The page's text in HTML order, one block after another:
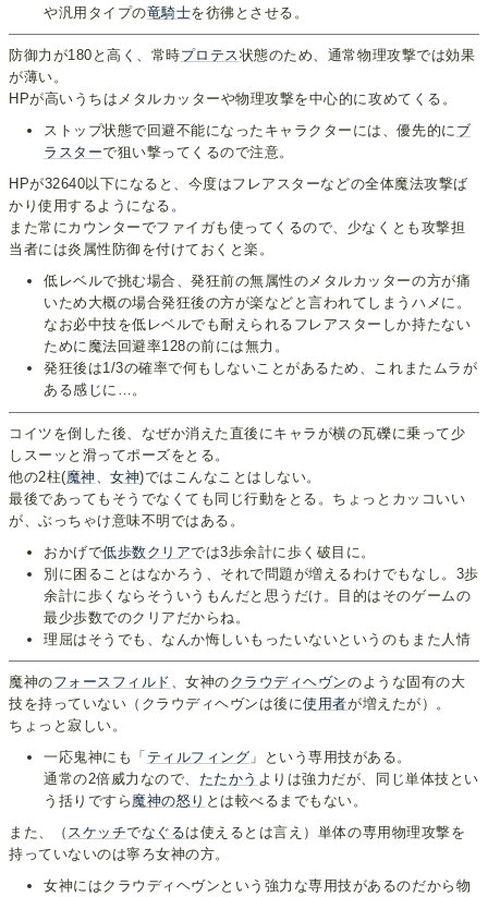
や汎用タイプの竜騎士を彷彿とさせる。
防御力が180と高く、常時プロテス状態のため、通常物理攻撃では効果
が薄い。
HPが高いうちはメタルカッターや物理攻撃を中心的に攻めてくる。
ストップ状態で回避不能になったキャラクターには、優先的に ブ
ラスターで狙い撃ってくるので注意。
HPが32640以下になると、今度はフレアスターなどの全体魔法攻撃ば
かり使用するようになる。
また常にカウンターでファイガも使ってくるので、少なくとも攻撃担
当者には炎属性防御を付けておくと楽。
低レベルで挑む場合、発狂前の無属性のメタルカッターの方が痛
いため大概の場合発狂後の方が楽などと言われてしまうハメに。
なお必中技を低レベルでも耐えられるフレアスターしか持たない
ために魔法回避率128の前には無力。
発狂後は1/3の確率で何もしないことがあるため、これまたムラが
ある感じに…。
コイツを倒した後、なぜか消えた直後にキャラが横の瓦礫に乗って少
しスーッと滑ってポーズをとる。
他の2柱(魔神 、女神)ではこんなことはしない。
最後であってもそうでなくても同じ行動をとる。ちょっとカッコいい
が、ぶっちゃけ意味不明ではある。
おかげで低歩数クリアでは3歩余計に歩く破目に。
別に困ることはなかろう、それで問題が増えるわけでもなし。3歩
余計に歩くならそういうもんだと思うだけ。目的はそのゲームの
最少歩数でのクリアだからね。
理屈はそうでも、なんか悔しいもったいないというのもまた人情
魔神のフォースフィルド 、女神のクラウディヘヴンのような固有の大
技を持っていない（クラウディヘヴンは後に使用者が増えたが）。
ちょっと寂しい。
一応鬼神にも「 ティルフィング 」という専用技がある。
通常の2倍威力なので、 たたかう よりは強力だが、同じ単体技とい
う括りですら 魔神の怒り とは較べるまでもない。
また、（ スケッチでなぐるは使えるとは言え）単体の専用物理攻撃を
持っていないのは寧ろ女神の方。
女神にはクラウディヘヴンという強力な専用技があるのだから物